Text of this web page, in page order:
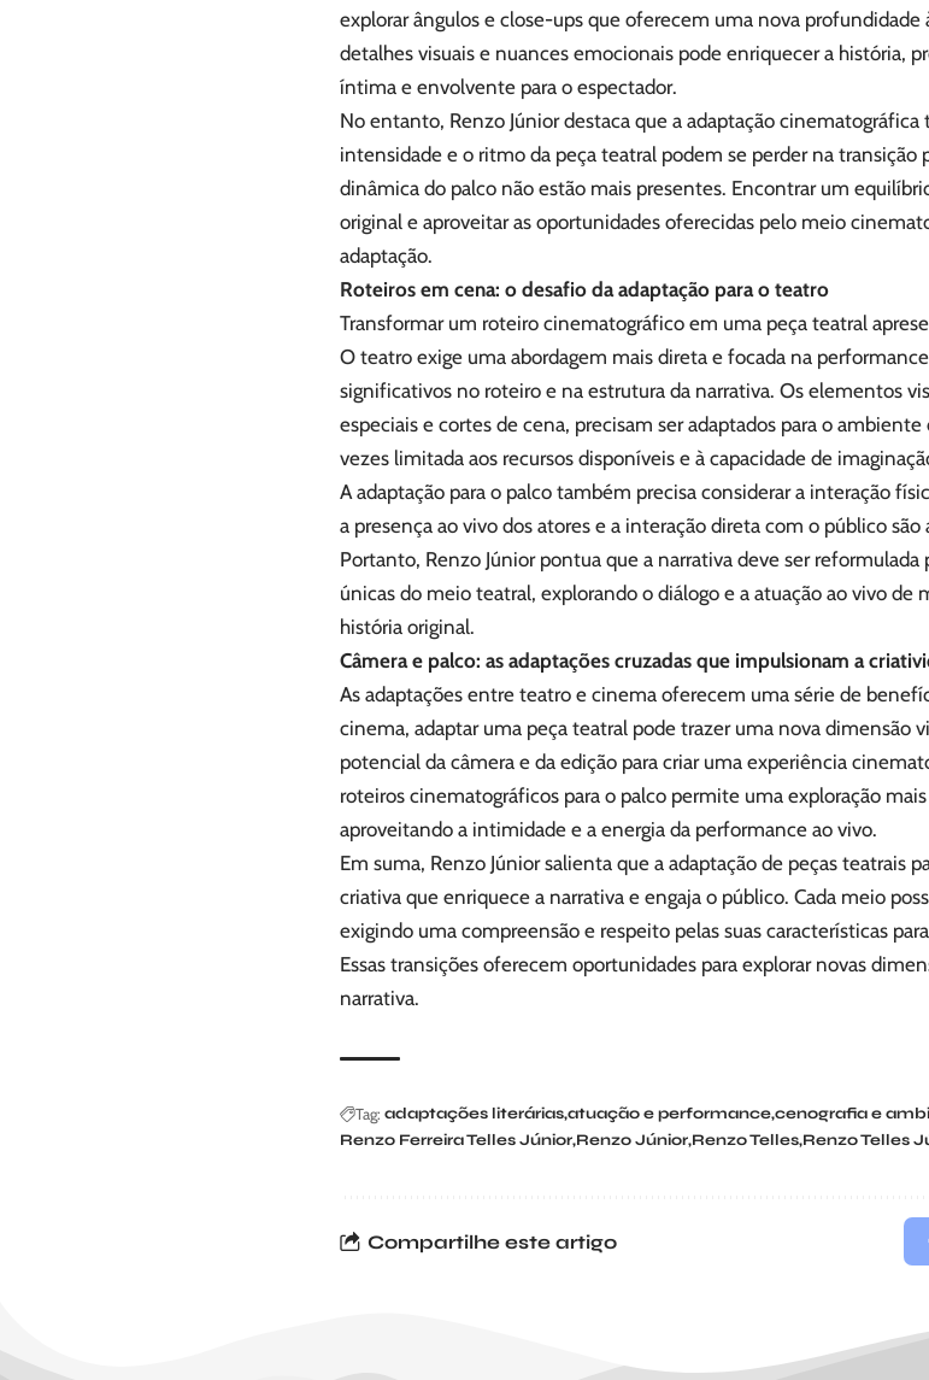
explorar ângulos e close-ups que oferecem uma nova profundidade
detalhes visuais e nuances emocionais pode enriquecer a história,
íntima e envolvente para o espectador.
No entanto, Renzo Júnior destaca que a adaptação
intensidade e o ritmo da peça teatral podem se perder na transição
dinâmica do palco não estão mais presentes. Encontrar um
original e aproveitar as oportunidades oferecidas pelo meio
adaptação.
Roteiros em cena: o desafio da adaptação para o teatro
Transformar um roteiro cinematográfico em uma peça teatral
O teatro exige uma abordagem mais direta e focada na
significativos no roteiro e na estrutura da narrativa. Os elementos
especiais e cortes de cena, precisam ser adaptados para o
vezes limitada aos recursos disponíveis e à capacidade de
A adaptação para o palco também precisa considerar a interação
a presença ao vivo dos atores e a interação direta com o público
Portanto, Renzo Júnior pontua que a narrativa deve ser reformulada
únicas do meio teatral, explorando o diálogo e a atuação ao vivo de
história original.
Câmera e palco: as adaptações cruzadas que impulsionam a
As adaptações entre teatro e cinema oferecem uma série de
cinema, adaptar uma peça teatral pode trazer uma nova dimensão
potencial da câmera e da edição para criar uma experiência
roteiros cinematográficos para o palco permite uma exploração
aproveitando a intimidade e a energia da performance ao vivo.
Em suma, Renzo Júnior salienta que a adaptação de peças teatrais
criativa que enriquece a narrativa e engaja o público. Cada meio
exigindo uma compreensão e respeito pelas suas características
Essas transições oferecem oportunidades para explorar novas
narrativa.
Tag: adaptações literáriasatuação e performancecenografia e
Renzo Ferreira Telles Júnior Renzo Júnior Renzo Telles Renzo Telles
Compartilhe este artigo